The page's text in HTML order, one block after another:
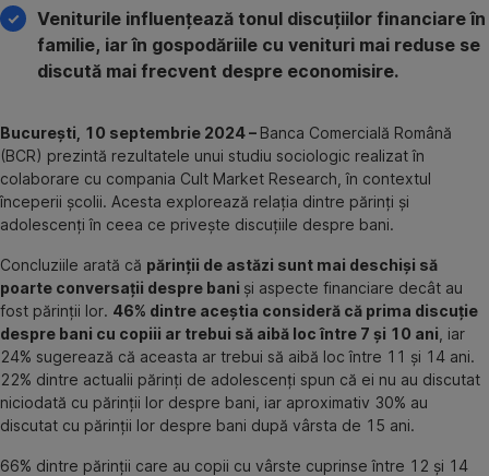
Veniturile influențează tonul discuțiilor financiare în
familie, iar în gospodăriile cu venituri mai reduse se
discută mai frecvent despre economisire.
București, 10 septembrie 2024 – Banca Comercială Română
(BCR) prezintă rezultatele unui studiu sociologic realizat în
colaborare cu compania Cult Market Research, în contextul
începerii școlii. Acesta explorează relația dintre părinți și
adolescenți în ceea ce privește discuțiile despre bani.
Concluziile arată că părinții de astăzi sunt mai deschiși să
poarte conversații despre bani și aspecte financiare decât au
fost părinții lor. 46% dintre aceștia consideră că prima discuție
despre bani cu copiii ar trebui să aibă loc între 7 și 10 ani , iar
24% sugerează că aceasta ar trebui să aibă loc între 11 și 14 ani.
22% dintre actualii părinți de adolescenți spun că ei nu au discutat
niciodată cu părinții lor despre bani, iar aproximativ 30% au
discutat cu părinții lor despre bani după vârsta de 15 ani.
66% dintre părinții care au copii cu vârste cuprinse între 12 și 14